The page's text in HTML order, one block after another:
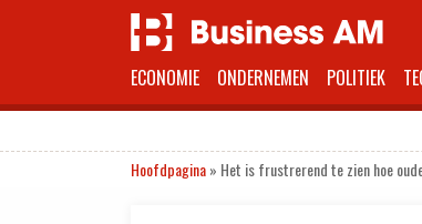
ECONOMIE ONDERNEMEN POLITIEK
Hoofdpagina» Het is frustrerend te zien hoe